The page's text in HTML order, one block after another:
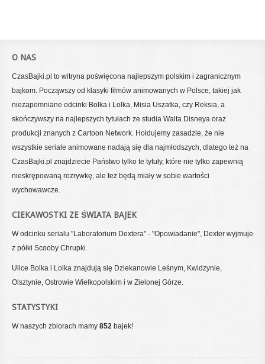
O NAS
CzasBajki.pl to witryna poświęcona najlepszym polskim i zagranicznym
bajkom. Począwszy od klasyki filmów animowanych w Polsce, takiej jak
niezapomniane odcinki Bolka i Lolka, Misia Uszatka, czy Reksia, a
skończywszy na najlepszych tytułach ze studia Walta Disneya oraz
produkcji znanych z Cartoon Network. Hołdujemy zasadzie, że nie
wszystkie seriale animowane nadają się dla najmłodszych, dlatego też na
CzasBajki.pl znajdziecie Państwo tylko te tytuły, które nie tylko zapewnią
nieskrępowaną rozrywkę, ale też będą miały w sobie wartości
wychowawcze.
CIEKAWOSTKI ZE ŚWIATA BAJEK
W odcinku serialu "Laboratorium Dextera" - "Opowiadanie", Dexter wyjmuje
z półki Scooby Chrupki.
Ulice Bolka i Lolka znajdują się Dziekanowie Leśnym, Kwidzynie,
Olsztynie, Ostrowie Wielkopolskim i w Zielonej Górze.
STATYSTYKI
W naszych zbiorach mamy 852 bajek!